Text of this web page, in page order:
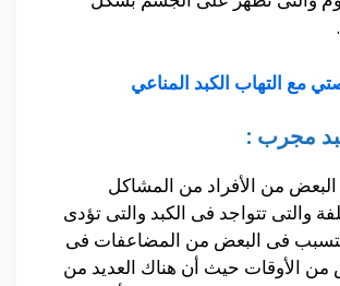
مع التهاب الكبد المناعي
مجرب :
البعض من الأفراد من المشاكل
والتى تتواجد فى الكبد والتى تؤدى
فى البعض من المضاعفات فى
من الأوقات حيث أن هناك العديد من